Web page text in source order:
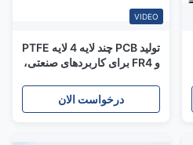
VIDEO
تولید PCB چند لایه 4 لایه PTFE
و FR4 برای کاربردهای صنعتی،
درخواست الان